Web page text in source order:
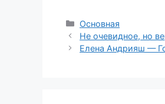
Рубрики
Основная
Не очевидное, но
Елена Андрияш —